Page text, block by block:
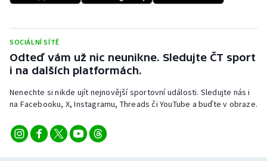
SOCIÁLNÍ SÍTĚ
Odteď vám už nic neunikne. Sledujte ČT sport
i na dalších platformách.
Nenechte si nikde ujít nejnovější sportovní události. Sledujte nás i
na Facebooku, X, Instagramu, Threads či YouTube a buďte v obraze.